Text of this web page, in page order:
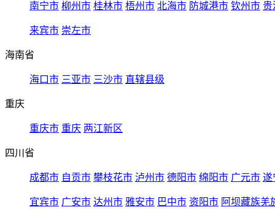
南宁市 柳州市 桂林市 梧州市 北海市 防城港市 钦州市 贵
来宾市 崇左市
海南省
海口市 三亚市 三沙市 直辖县级
重庆
重庆市 重庆 两江新区
四川省
成都市 自贡市 攀枝花市 泸州市 德阳市 绵阳市 广元市 遂
宜宾市 广安市 达州市 雅安市 巴中市 资阳市 阿坝藏族羌